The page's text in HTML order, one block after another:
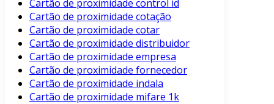
Cartão de proximidade control id
Cartão de proximidade cotação
Cartão de proximidade cotar
Cartão de proximidade distribuidor
Cartão de proximidade empresa
Cartão de proximidade fornecedor
Cartão de proximidade indala
Cartão de proximidade mifare 1k